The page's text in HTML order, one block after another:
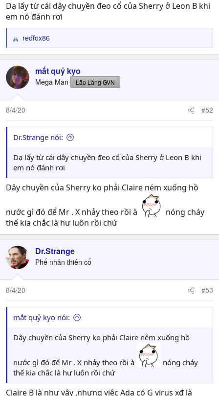
Dạ lấy từ cái dây chuyền đeo cổ của Sherry ở Leon B khi
em nó đánh rơi
R
e
c
t
i
o
n
:
redfox86
mắt quỷ kyo
Mega Man Lão Làng GVN
8/4/20 #52
Dr.Strange nói:
Dạ lấy từ cái dây chuyền đeo cổ của Sherry ở Leon B khi
em nó đánh rơi
Dây chuyền của Sherry ko phải Claire ném xuống hồ
nước gì đó để Mr . X nhảy theo rồi à
nóng cháy
thế kia chắc là hư luôn rồi chứ
Dr.Strange
Phế nhân thiên cổ
8/4/20 #53
mắt quỷ kyo nói:
Dây chuyền của Sherry ko phải Claire ném xuống hồ
nước gì đó để Mr . X nhảy theo rồi à
nóng cháy
thế kia chắc là hư luôn rồi chứ
Claire B là như vậy ,nhưng việc Ada có G virus xđ là